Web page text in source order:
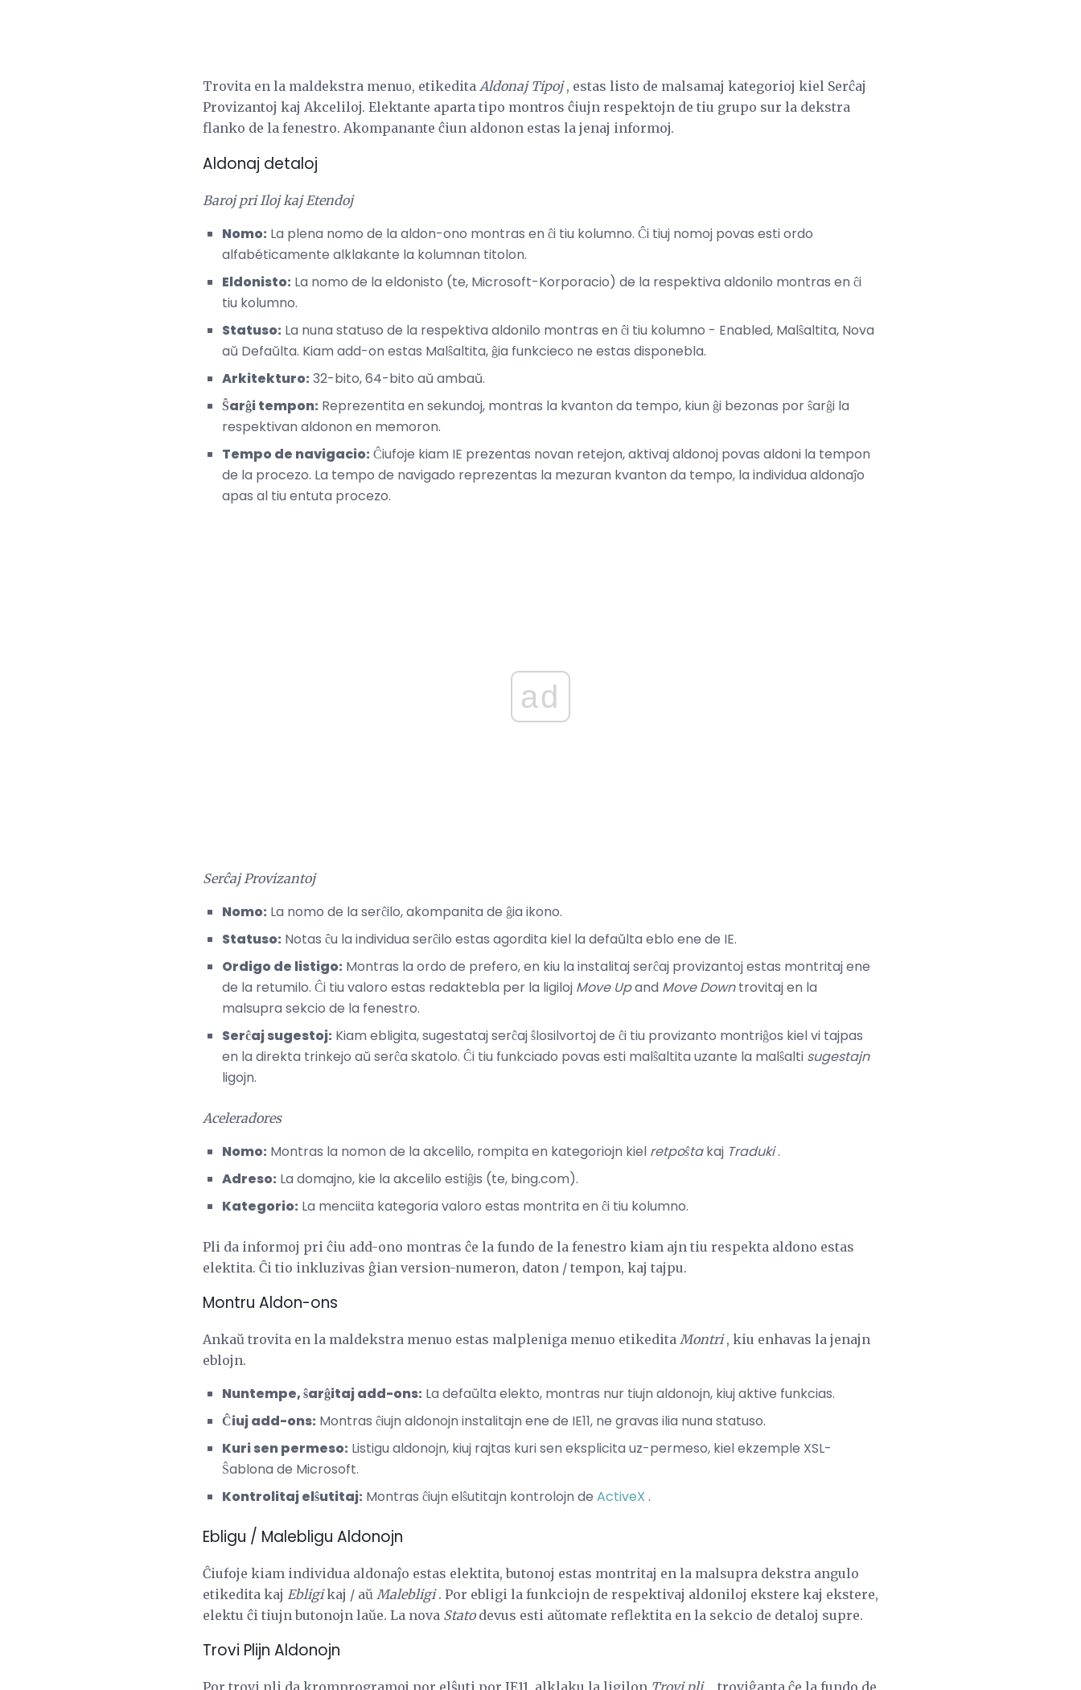
Trovita en la maldekstra menuo, etikedita Aldonaj Tipoj, estas listo de malsamaj kategorioj kiel Serĉaj
Provizantoj kaj Akceliloj. Elektante aparta tipo montros ĉiujn respektojn de tiu grupo sur la dekstra
flanko de la fenestro. Akompanante ĉiun aldonon estas la jenaj informoj.
Aldonaj detaloj
Baroj pri Iloj kaj Etendoj
Nomo: La plena nomo de la aldon-ono montras en ĉi tiu kolumno. Ĉi tiuj nomoj povas esti ordo
alfabéticamente alklakante la kolumnan titolon.
Eldonisto: La nomo de la eldonisto (te, Microsoft-Korporacio) de la respektiva aldonilo montras en ĉi
tiu kolumno.
Statuso: La nuna statuso de la respektiva aldonilo montras en ĉi tiu kolumno - Enabled, Malŝaltita, Nova
aŭ Defaŭlta. Kiam add-on estas Malŝaltita, ĝia funkcieco ne estas disponebla.
Arkitekturo: 32-bito, 64-bito aŭ ambaŭ.
Ŝarĝi tempon: Reprezentita en sekundoj, montras la kvanton da tempo, kiun ĝi bezonas por ŝarĝi la
respektivan aldonon en memoron.
Tempo de navigacio: Ĉiufoje kiam IE prezentas novan retejon, aktivaj aldonoj povas aldoni la tempon
de la procezo. La tempo de navigado reprezentas la mezuran kvanton da tempo, la individua aldonaĵo
apas al tiu entuta procezo.
ad
Serĉaj Provizantoj
Nomo: La nomo de la serĉilo, akompanita de ĝia ikono.
Statuso: Notas ĉu la individua serĉilo estas agordita kiel la defaŭlta eblo ene de IE.
Ordigo de listigo: Montras la ordo de prefero, en kiu la instalitaj serĉaj provizantoj estas montritaj ene
de la retumilo. Ĉi tiu valoro estas redaktebla per la ligiloj Move Upand Move Downtrovitaj en la
malsupra sekcio de la fenestro.
Serĉaj sugestoj: Kiam ebligita, sugestataj serĉaj ŝlosilvortoj de ĉi tiu provizanto montriĝos kiel vi tajpas
en la direkta trinkejo aŭ serĉa skatolo. Ĉi tiu funkciado povas esti malŝaltita uzante la malŝalti sugestajn
ligojn.
Aceleradores
Nomo: Montras la nomon de la akcelilo, rompita en kategoriojn kiel retpoŝtakaj Traduki.
Adreso: La domajno, kie la akcelilo estiĝis (te, bing.com).
Kategorio: La menciita kategoria valoro estas montrita en ĉi tiu kolumno.
Pli da informoj pri ĉiu add-ono montras ĉe la fundo de la fenestro kiam ajn tiu respekta aldono estas
elektita. Ĉi tio inkluzivas ĝian version-numeron, daton / tempon, kaj tajpu.
Montru Aldon-ons
Ankaŭ trovita en la maldekstra menuo estas malpleniga menuo etikedita Montri, kiu enhavas la jenajn
eblojn.
Nuntempe, ŝarĝitaj add-ons: La defaŭlta elekto, montras nur tiujn aldonojn, kiuj aktive funkcias.
Ĉiuj add-ons: Montras ĉiujn aldonojn instalitajn ene de IE11, ne gravas ilia nuna statuso.
Kuri sen permeso: Listigu aldonojn, kiuj rajtas kuri sen eksplicita uz-permeso, kiel ekzemple XSL-
Ŝablona de Microsoft.
Kontrolitaj elŝutitaj: Montras ĉiujn elŝutitajn kontrolojn de ActiveX .
Ebligu / Malebligu Aldonojn
Ĉiufoje kiam individua aldonaĵo estas elektita, butonoj estas montritaj en la malsupra dekstra angulo
etikedita kaj Ebligikaj / aŭ Malebligi. Por ebligi la funkciojn de respektivaj aldoniloj ekstere kaj ekstere,
elektu ĉi tiujn butonojn laŭe. La nova Statodevus esti aŭtomate reflektita en la sekcio de detaloj supre.
Trovi Plijn Aldonojn